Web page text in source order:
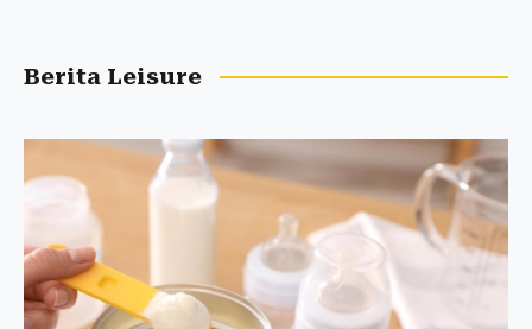
Berita Leisure